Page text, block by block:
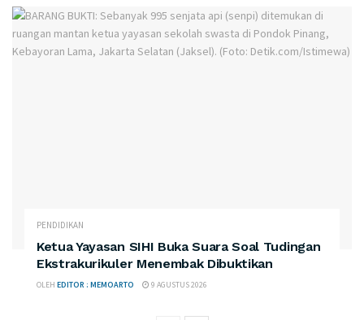
PENDIDIKAN
Ketua Yayasan SIHI Buka Suara Soal Tudingan
Ekstrakurikuler Menembak Dibuktikan
OLEH EDITOR : MEMOARTO 9 AGUSTUS 2026